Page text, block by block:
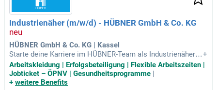
von 220 engagierten Mitarbeitern setzen wir auf Qualität und
Nachhaltigkeit. Die Ausbildung junger Menschen hat bei CO
R einen hohen Stellenwert, um sie bestmöglich auf zukünfti
ge Herausforderungen vorzubereiten. Entdecken Sie unsere
innovativen Möbel und profitieren Sie von unserer Expertise
im Bereich Polstermöbel.
Industrienäher (m/w/d) - HÜBNER GmbH & Co. KG
HÜBNER GmbH & Co. KG | Kassel
Starte deine Karriere im HÜBNER-Team als Industrienäher
(m/w/d) am Standort Kassel! Wir bieten eine befristete Stell
e für 1 Jahr, bei der du aktiv an der Produktion von Falten-,
Wellenbälgen und Anbauteilen mitwirkst. Zu deinen Aufgabe
+
Arbeitskleidung | Erfolgsbeteiligung | Flexible Arbeitszeiten |
Jobticket – ÖPNV | Gesundheitsprogramme |
+ weitere Benefits